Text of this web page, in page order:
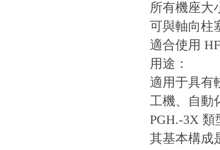
所有機座大
可與軸向柱
適合使用
用途：
適用于具有
工機、自動
PGH.-3X
其基本構成